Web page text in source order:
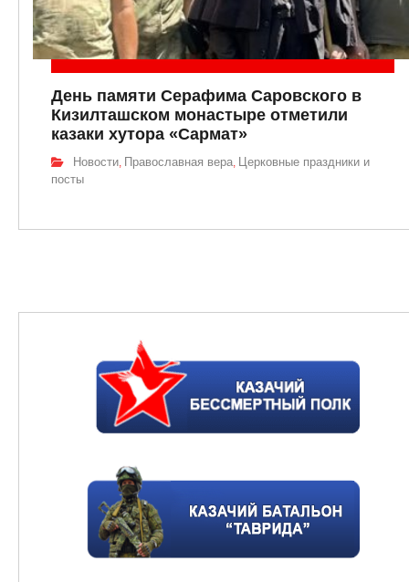
День памяти Серафима Саровского в
Кизилташском монастыре отметили
казаки хутора «Сармат»
Новости Православная вера Церковные праздники и
посты